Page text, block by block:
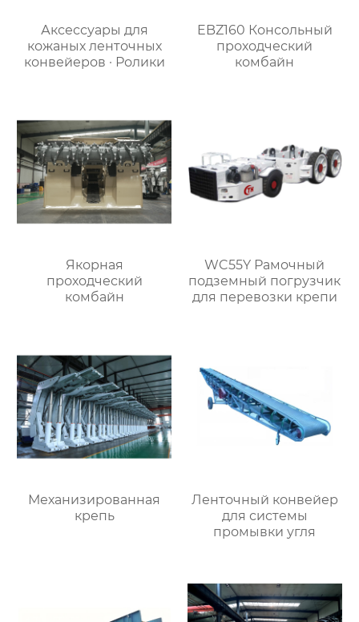
Аксессуары для
кожаных ленточных
конвейеров · Ролики
EBZ160 Консольный
проходческий
комбайн
Якорная
проходческий
комбайн
WC55Y Рамочный
подземный погрузчик
для перевозки крепи
Механизированная
крепь
Ленточный конвейер
для системы
промывки угля